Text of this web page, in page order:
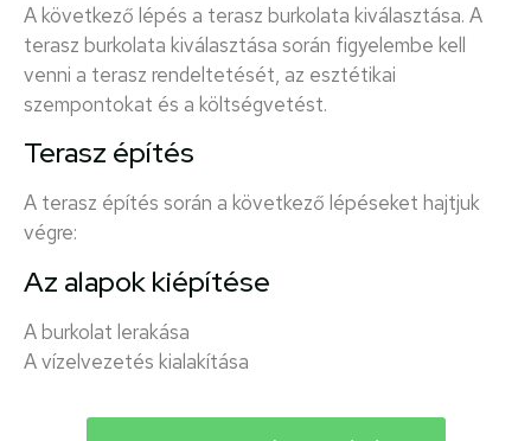
A következő lépés a terasz burkolata kiválasztása. A
terasz burkolata kiválasztása során figyelembe kell
venni a terasz rendeltetését, az esztétikai
szempontokat és a költségvetést.
Terasz építés
A terasz építés során a következő lépéseket hajtjuk
végre:
Az alapok kiépítése
A burkolat lerakása
A vízelvezetés kialakítása